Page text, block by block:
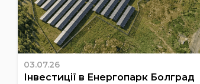
03.07.26
Інвестиції в Енергопарк Болград